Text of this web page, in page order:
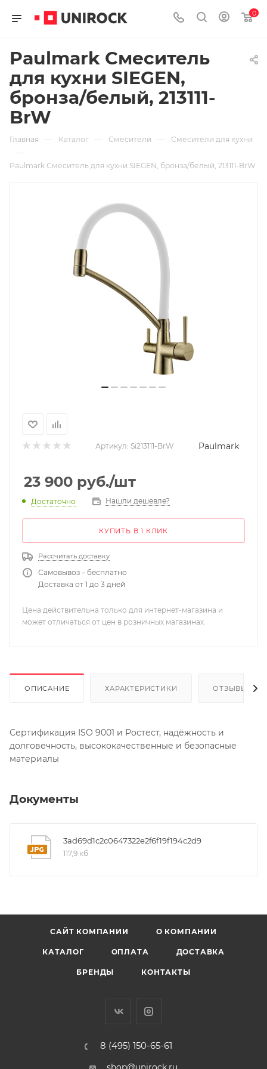
0
Paulmark Смеситель
для кухни SIEGEN,
бронза/белый, 213111-
BrW
Главная — Каталог — Смесители — Смесители для кухни
—
Paulmark Смеситель для кухни SIEGEN, бронза/белый, 213111-BrW
Артикул: Si213111-BrW Paulmark
23 900 руб./шт
Достаточно Нашли дешевле?
КУПИТЬ В 1 КЛИК
Рассчитать доставку
Самовывоз – бесплатно
Доставка от 1 до 3 дней
Цена действительна только для интернет-магазина и
может отличаться от цен в розничных магазинах
ОПИСАНИЕ ХАРАКТЕРИСТИКИ ОТЗЫВЫ
Сертификация ISO 9001 и Ростест, надёжность и
долговечность, высококачественные и безопасные
материалы
Документы
3ad69d1c2c0647322e2f6f19f194c2d9
117,9 кб
САЙТ КОМПАНИИ О КОМПАНИИ
КАТАЛОГ ОПЛАТА ДОСТАВКА
БРЕНДЫ КОНТАКТЫ
8 (495) 150-65-61